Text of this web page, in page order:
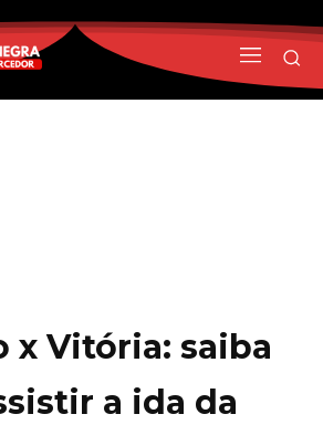
x Vitória: saiba
a ida da